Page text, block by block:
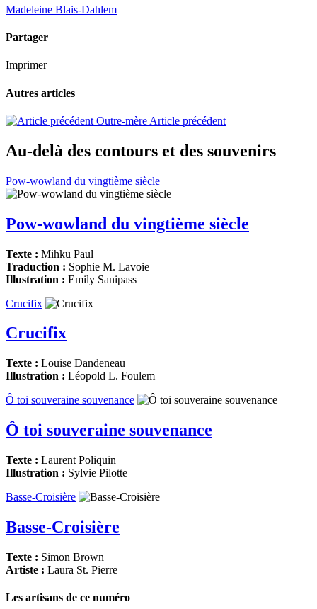
Madeleine Blais-Dahlem
Partager
Imprimer
Autres articles
Outre-mère Article précédent
Au-delà des contours et des souvenirs
Pow-wowland du vingtième siècle
Pow-wowland du vingtième siècle
Texte : Mihku Paul
Traduction : Sophie M. Lavoie
Illustration : Emily Sanipass
Crucifix
Crucifix
Texte : Louise Dandeneau
Illustration : Léopold L. Foulem
Ô toi souveraine souvenance
Ô toi souveraine souvenance
Texte : Laurent Poliquin
Illustration : Sylvie Pilotte
Basse-Croisière
Basse-Croisière
Texte : Simon Brown
Artiste : Laura St. Pierre
Les artisans de ce numéro